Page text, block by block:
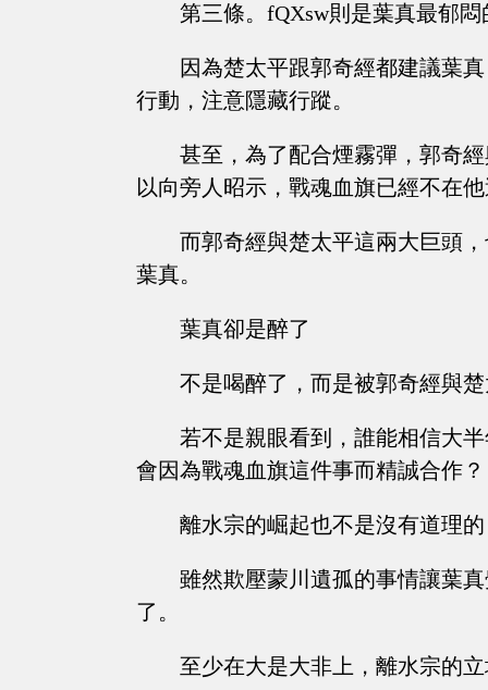
第三條。fQXsw則是葉真最郁悶
因為楚太平跟郭奇經都建議葉
行動，注意隱藏行蹤。
甚至，為了配合煙霧彈，郭奇
以向旁人昭示，戰魂血旗已經不在
而郭奇經與楚太平這兩大巨頭
葉真。
葉真卻是醉了
不是喝醉了，而是被郭奇經與
若不是親眼看到，誰能相信大
會因為戰魂血旗這件事而精誠合作？
離水宗的崛起也不是沒有道理
雖然欺壓蒙川遺孤的事情讓葉
了。
至少在大是大非上，離水宗的